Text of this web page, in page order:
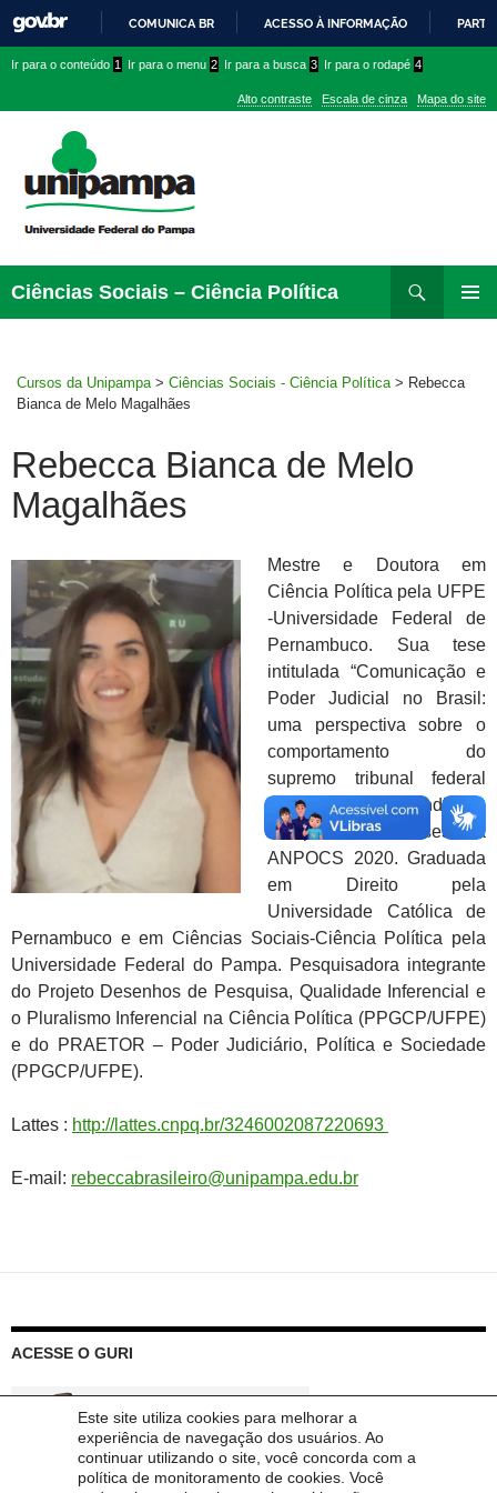
Este site utiliza cookies para melhorar a
experiência de navegação dos usuários. Ao
continuar utilizando o site, você concorda com a
política de monitoramento de cookies. Você
PARA
CONTEÚDO
COMUNICA BR ACESSO À INFORMAÇÃO
conteúdo
menu
superior
menu
Ir para o conteúdo 1 Ir para o menu 2 Ir para a busca 3 Ir para o rodapé 4
Alto contraste Escala de cinza Mapa do site
Ciências Sociais – Ciência Política
para
Cursos da Unipampa > Ciências Sociais - Ciência Política > Rebecca
Bianca de Melo Magalhães
Rebecca Bianca de Melo
Magalhães
Mestre e Doutora em
Ciência Política pela UFPE
-Universidade Federal de
Pernambuco. Sua tese
intitulada “Comunicação e
Poder Judicial no Brasil:
uma perspectiva sobre o
comportamento do
supremo tribunal federal
(2000-2016)” foi indicada
ao prêmio de teses da
ANPOCS 2020. Graduada
em Direito pela
Universidade Católica de
Pernambuco e em Ciências Sociais-Ciência Política pela
Universidade Federal do Pampa. Pesquisadora integrante
do Projeto Desenhos de Pesquisa, Qualidade Inferencial e
o Pluralismo Inferencial na Ciência Política (PPGCP/UFPE)
e do PRAETOR – Poder Judiciário, Política e Sociedade
(PPGCP/UFPE).
Lattes : http://lattes.cnpq.br/3246002087220693
E-mail: rebeccabrasileiro@unipampa.edu.br
ACESSE O GURI